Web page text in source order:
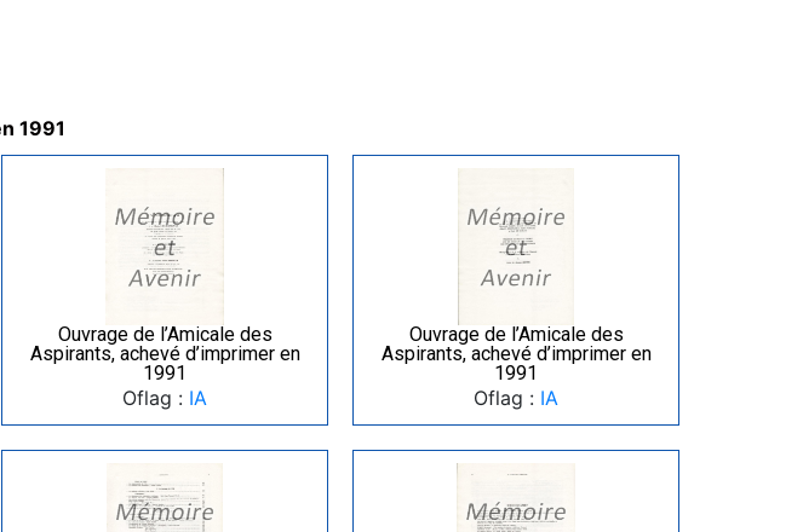
1991
Ouvrage de l’Amicale des
Aspirants, achevé d’imprimer en
1991
Oflag : IA
Ouvrage de l’Amicale des
Aspirants, achevé d’imprimer en
1991
Oflag : IA